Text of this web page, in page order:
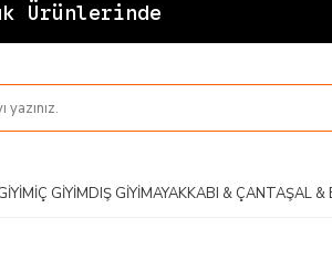
Ürünlerinde 4 A
İÇ GIYIMDIŞ GIYIMAYAKKABI & ÇANTAŞAL &